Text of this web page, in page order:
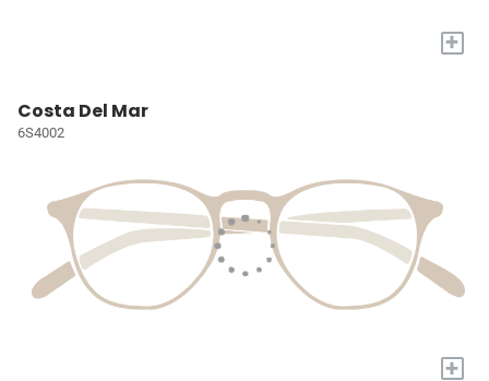
+
Costa Del Mar
6S4002
+